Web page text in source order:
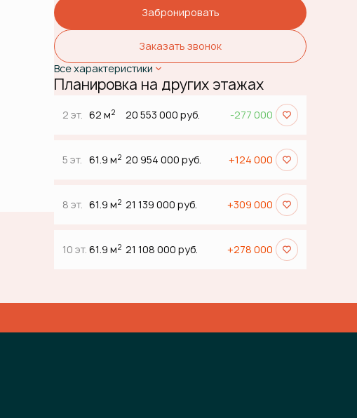
Забронировать
Заказать звонок
Все характеристики
Планировка на других этажах
2 эт. 62 м2 20 553 000 руб. -277 000
5 эт. 61.9 м2 20 954 000 руб. +124 000
8 эт. 61.9 м2 21 139 000 руб. +309 000
10 эт. 61.9 м2 21 108 000 руб. +278 000